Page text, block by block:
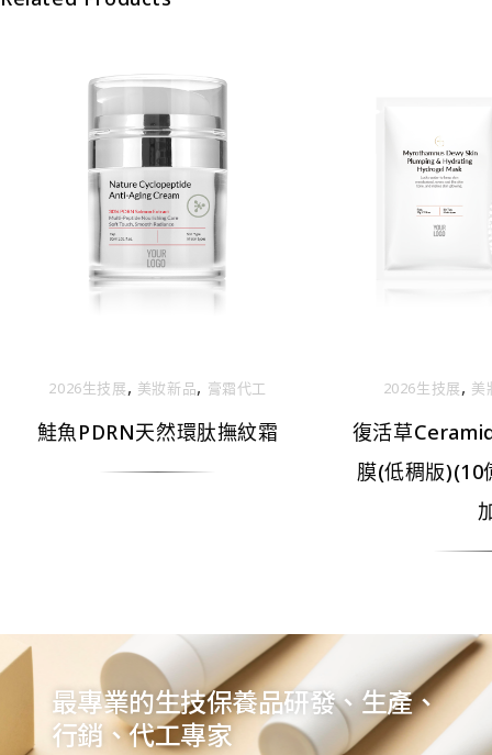
2026生技展, 美妝新品, 膏霜代工
鮭魚PDRN天然環肽撫紋霜
2026生技展, 美
復活草
膜(低稠版)(10
最專業的生技保養品研發、生產、
行銷、代工專家